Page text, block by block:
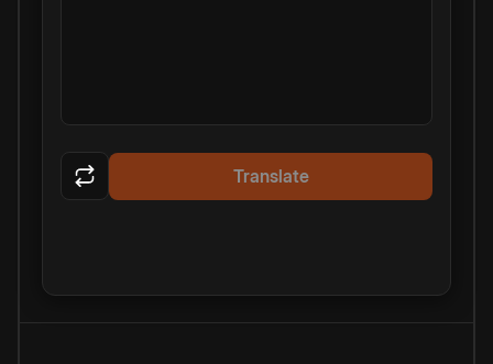
Translate